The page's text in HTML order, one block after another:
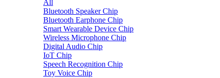
All
Bluetooth Speaker Chip
Bluetooth Earphone Chip
Smart Wearable Device Chip
Wireless Microphone Chip
Digital Audio Chip
IoT Chip
Speech Recognition Chip
Toy Voice Chip